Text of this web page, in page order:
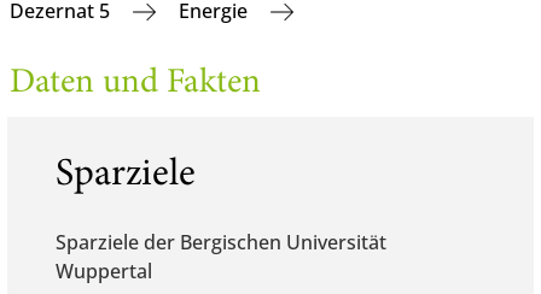
Dezernat 5 Energie
Daten und Fakten
Sparziele
Sparziele der Bergischen Universität
Wuppertal